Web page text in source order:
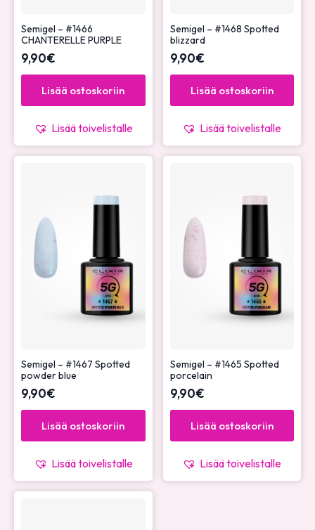
Semigel – #1466
CHANTERELLE PURPLE
9,90€
Lisää ostoskoriin
Lisää toivelistalle
Semigel – #1468 Spotted
blizzard
9,90€
Lisää ostoskoriin
Lisää toivelistalle
Semigel – #1467 Spotted
powder blue
9,90€
Lisää ostoskoriin
Lisää toivelistalle
Semigel – #1465 Spotted
porcelain
9,90€
Lisää ostoskoriin
Lisää toivelistalle